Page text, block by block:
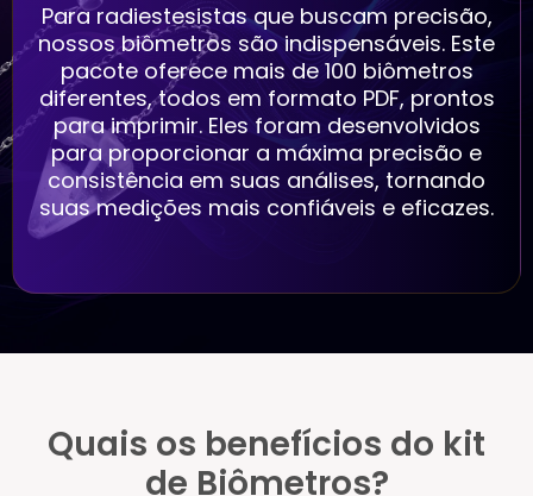
Para radiestesistas que buscam precisão,
nossos biômetros são indispensáveis. Este
pacote oferece mais de 100 biômetros
diferentes, todos em formato PDF, prontos
para imprimir. Eles foram desenvolvidos
para proporcionar a máxima precisão e
consistência em suas análises, tornando
suas medições mais confiáveis e eficazes.
Quais os benefícios do kit
de Biômetros?